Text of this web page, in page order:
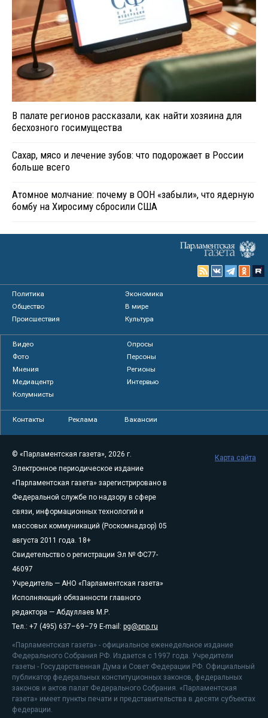
В палате регионов рассказали, как найти хозяина для
бесхозного госимущества
Сахар, мясо и лечение зубов: что подорожает в России
больше всего
Атомное молчание: почему в ООН «забыли», что ядерную
бомбу на Хиросиму сбросили США
Политика
Экономика
Общество
В мире
Происшествия
Культура
Видео
Опросы
Фото
Персоны
Мнения
Регионы
Медиацентр
Интервью
Колумнисты
Контакты Реклама Вакансии
© «Парламентская газета», 2026 г.
Электронное периодическое издание
«Парламентская газета» зарегистрировано в
Федеральной службе по надзору в сфере
связи, информационных технологий и
массовых коммуникаций (Роскомнадзор) 05
августа 2011 года. 18+
Свидетельство о регистрации Эл № ФС77-
46097
Учредитель — АНО «Парламентская газета»
Исполняющий обязанности главного
редактора — Абдуллаев М.Р.
Тел.: +7 (495) 637–69–79 E-mail: pg@pnp.ru
«Парламентская газета» - официальное еженедельное издание
Федерального Собрания РФ. Издается с 1997 года. Учредители
газеты - Государственная Дума и Совет Федерации РФ. Официальный
публикатор федеральных конституционных законов, федеральных
законов и актов палат Федерального Собрания. «Парламентская
газета» имеет пункты печати и представительства в десяти субъектах
федерации.
Карта сайта